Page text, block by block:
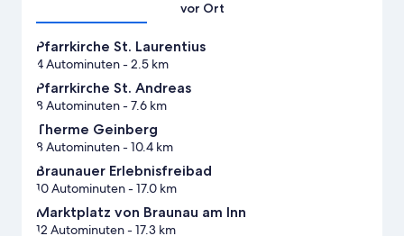
vor Ort
Pfarrkirche St. Laurentius
4 Autominuten- 2.5 km
Pfarrkirche St. Andreas
8 Autominuten- 7.6 km
Therme Geinberg
8 Autominuten- 10.4 km
Braunauer Erlebnisfreibad
10 Autominuten- 17.0 km
Marktplatz von Braunau am Inn
12 Autominuten- 17.3 km